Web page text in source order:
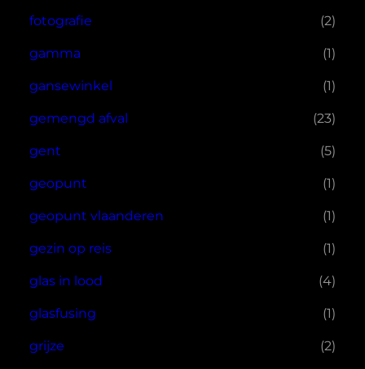
fotografie (2)
gamma (1)
gansewinkel (1)
gemengd afval (23)
gent (5)
geopunt (1)
geopunt vlaanderen (1)
gezin op reis (1)
glas in lood (4)
glasfusing (1)
grijze (2)